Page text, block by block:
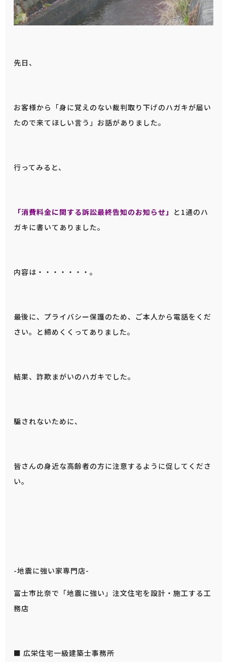
先日、
お客様から「身に覚えのない裁判取り下げのハガキが届い
たので来てほしい言う」お話がありました。
行ってみると、
「消費料金に関する訴訟最終告知のお知らせ」 と1通のハ
ガキに書いてありました。
内容は・・・・・・・。
最後に、プライバシー保護のため、ご本人から電話をくだ
さい。と締めくくってありました。
結果、詐欺まがいのハガキでした。
騙されないために、
皆さんの身近な高齢者の方に注意するように促してくださ
い。
-地震に強い家専門店-
富士市比奈で「地震に強い」注文住宅を設計・施工する工
務店
■ 広栄住宅一級建築士事務所